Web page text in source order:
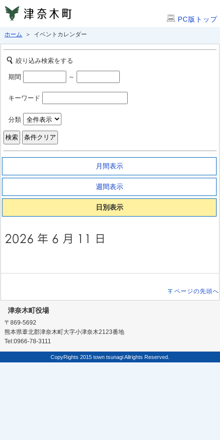
PC版トップ
ホーム ＞ イベントカレンダー
絞り込み検索をする
期間 ～
キーワード
分類
月間表示
週間表示
日別表示
ページの先頭へ
津奈木町役場
〒869-5692
熊本県葦北郡津奈木町大字小津奈木2123番地
Tel:0966-78-3111
CopyRights 2015 town tsunagi Allrights Reserved.